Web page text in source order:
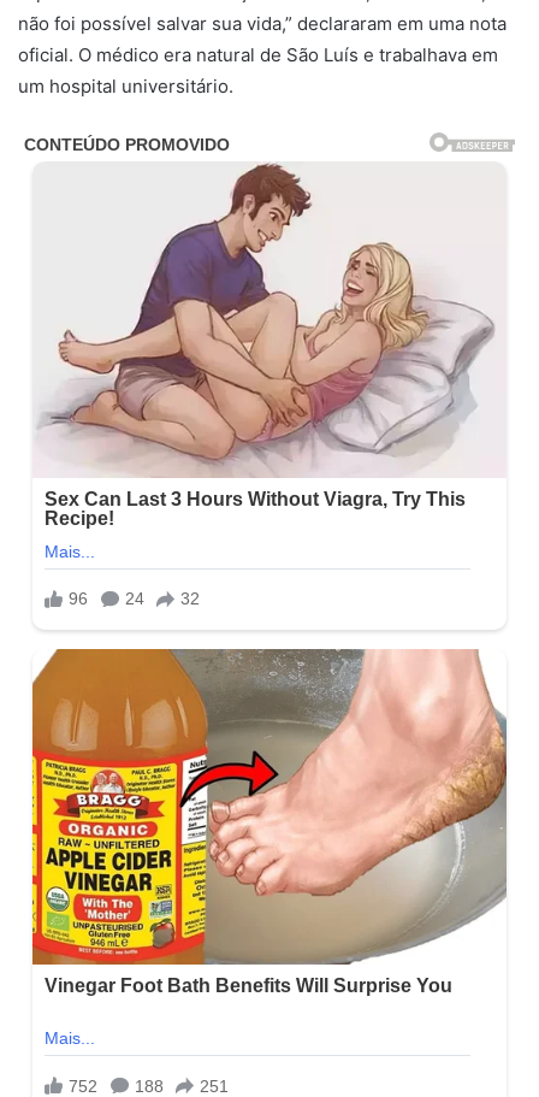
não foi possível salvar sua vida,” declararam em uma nota
oficial. O médico era natural de São Luís e trabalhava em
um hospital universitário.